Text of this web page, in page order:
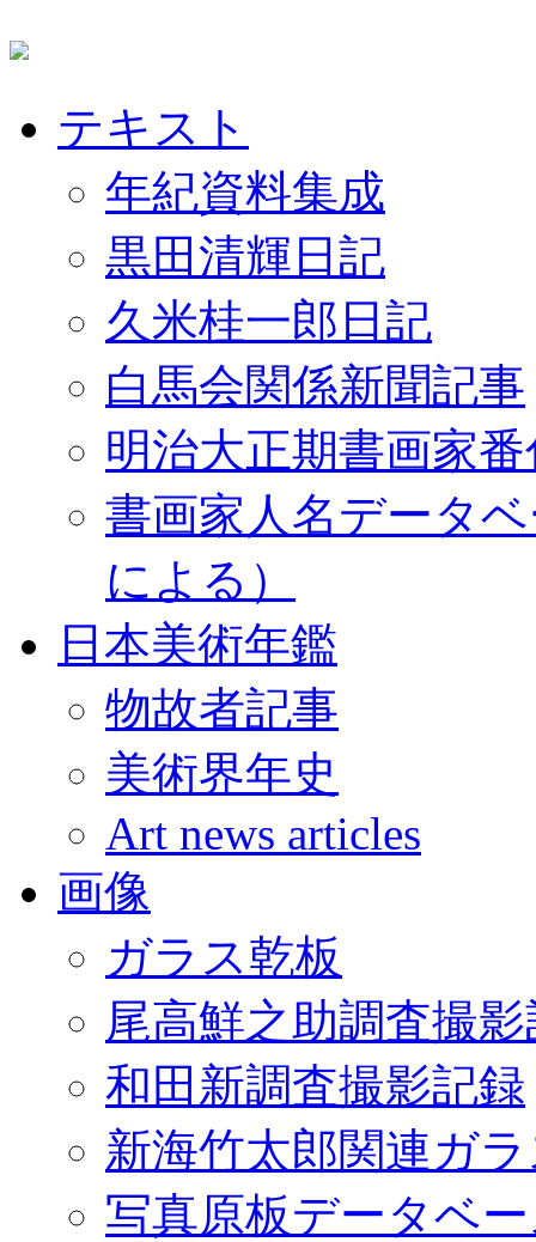
テキスト
年紀資料集成
黒田清輝日記
久米桂一郎日記
白馬会関係新聞記事
明治大正期書画家
書画家人名データ
による）
日本美術年鑑
物故者記事
美術界年史
Art news articles
画像
ガラス乾板
尾高鮮之助調査撮
和田新調査撮影記録
新海竹太郎関連ガ
写真原板データベ